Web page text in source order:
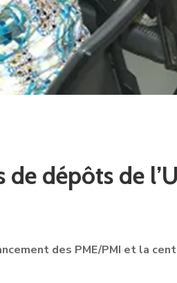
de dépôts de
des PME/PMI et la